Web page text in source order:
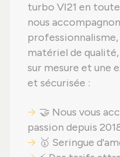
turbo VI21 en
nous
matériel de
sur mesure et une
et sécurisée :
🤝 Nous vous
passion depuis
🥇 Seringue